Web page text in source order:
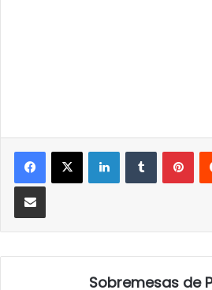
LinkedInTumblr
Partilhar Via Email
Sobremesas de